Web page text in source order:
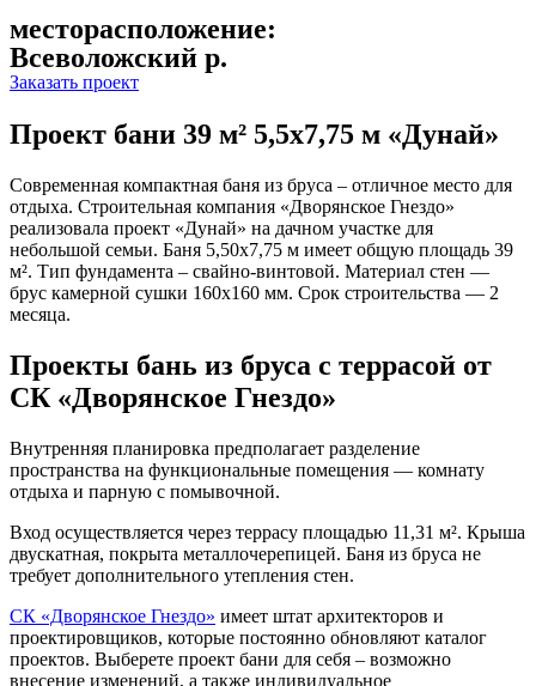
месторасположение:
Всеволожский р.
Заказать проект
Проект бани 39 м² 5,5х7,75 м «Дунай»
Современная компактная баня из бруса – отличное место для
отдыха. Строительная компания «Дворянское Гнездо»
реализовала проект «Дунай» на дачном участке для
небольшой семьи. Баня 5,50х7,75 м имеет общую площадь 39
м². Тип фундамента – свайно-винтовой. Материал стен —
брус камерной сушки 160х160 мм. Срок строительства — 2
месяца.
Проекты бань из бруса с террасой от
СК «Дворянское Гнездо»
Внутренняя планировка предполагает разделение
пространства на функциональные помещения — комнату
отдыха и парную с помывочной.
Вход осуществляется через террасу площадью 11,31 м². Крыша
двускатная, покрыта металлочерепицей. Баня из бруса не
требует дополнительного утепления стен.
СК «Дворянское Гнездо» имеет штат архитекторов и
проектировщиков, которые постоянно обновляют каталог
проектов. Выберете проект бани для себя – возможно
внесение изменений, а также индивидуальное